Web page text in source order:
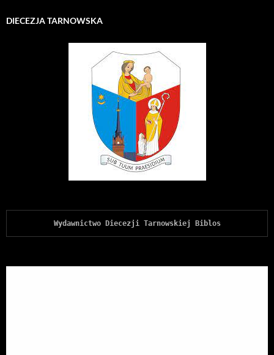
DIECEZJA TARNOWSKA
Wydawnictwo Diecezji Tarnowskiej Biblos